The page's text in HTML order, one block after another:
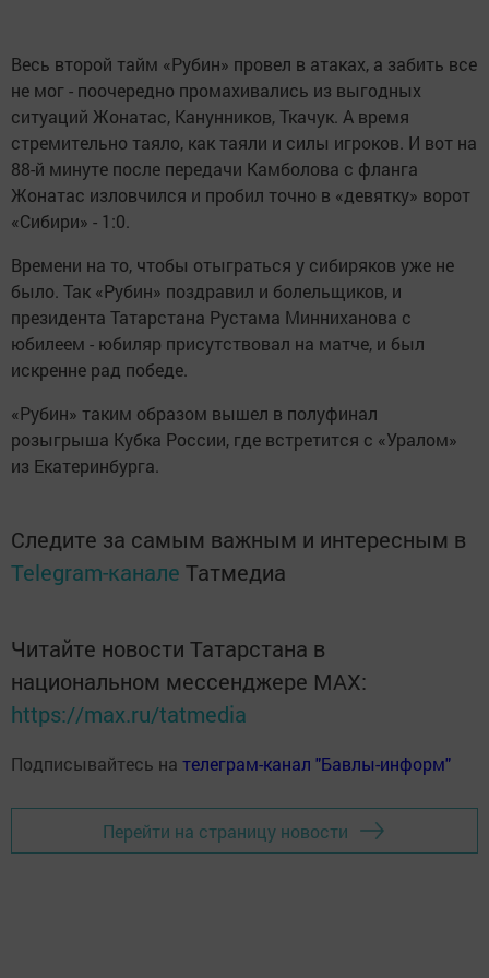
Весь второй тайм «Рубин» провел в атаках, а забить все
не мог - поочередно промахивались из выгодных
ситуаций Жонатас, Канунников, Ткачук. А время
стремительно таяло, как таяли и силы игроков. И вот на
88-й минуте после передачи Камболова с фланга
Жонатас изловчился и пробил точно в «девятку» ворот
«Сибири» - 1:0.
Времени на то, чтобы отыграться у сибиряков уже не
было. Так «Рубин» поздравил и болельщиков, и
президента Татарстана Рустама Минниханова с
юбилеем - юбиляр присутствовал на матче, и был
искренне рад победе.
«Рубин» таким образом вышел в полуфинал
розыгрыша Кубка России, где встретится с «Уралом»
из Екатеринбурга.
Следите за самым важным и интересным в
Telegram-канале Татмедиа
Читайте новости Татарстана в
национальном мессенджере MАХ:
https://max.ru/tatmedia
Подписывайтесь на телеграм-канал "Бавлы-информ"
Перейти на страницу новости